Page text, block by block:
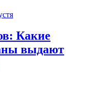
Какие
выдают